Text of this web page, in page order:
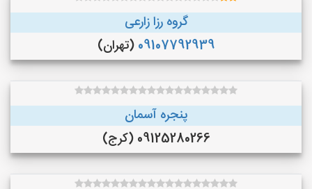
گروه رزا زارعی
09107792939 (تهران)
پنجره آسمان
09125280266 (کرج)